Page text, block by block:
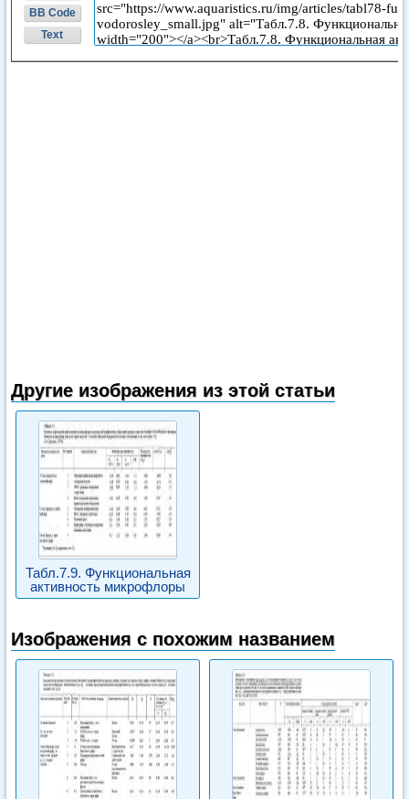
BB Code
Text
Другие изображения из этой статьи
Табл.7.9. Функциональная
активность микрофлоры
Изображения с похожим названием